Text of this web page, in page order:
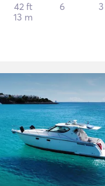
42 ft
13 m
6 3